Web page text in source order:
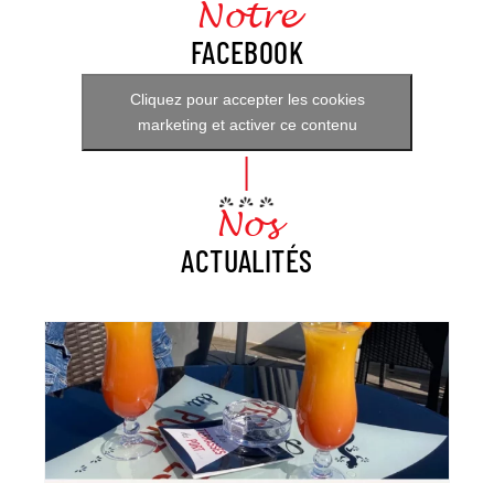
Notre
FACEBOOK
Cliquez pour accepter les cookies
marketing et activer ce contenu
Nos
ACTUALITÉS